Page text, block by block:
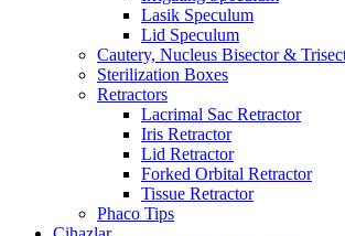
Lasik Speculum
Lid Speculum
Cautery, Nucleus Bisector &
Sterilization Boxes
Retractors
Lacrimal Sac Retractor
Iris Retractor
Lid Retractor
Forked Orbital Retractor
Tissue Retractor
Phaco Tips